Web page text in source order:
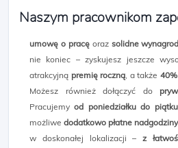
Naszym pracownikom
umowę o pracę orazsolidne
nie koniec – zyskujesz jeszcze
atrakcyjną premię roczną, a także
Możesz również dołączyć do
Pracujemyod poniedziałku do piątku
możliwe dodatkowo płatne nadgodziny
w doskonałej lokalizacji – z